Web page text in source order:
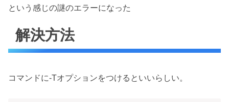
という感じの謎のエラーになった
解決方法
コマンドに-Tオプションをつけるといいらしい。